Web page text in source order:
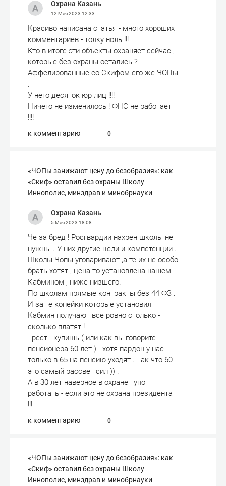
Охрана Казань
12 Мая 2023 12:33
Красиво написана статья - много хороших
комментариев - толку ноль !!!
Кто в итоге эти объекты охраняет сейчас ,
которые без охраны остались ?
Аффелированные со Скифом его же ЧОПы
.
У него десяток юр лиц !!!!
Ничего не изменилось ! ФНС не работает
!!!!
к комментарию 0
«ЧОПы занижают цену до безобразия»: как
«Скиф» оставил без охраны Школу
Иннополис, минздрав и минобрнауки
Охрана Казань
5 Мая 2023 18:08
Че за бред ! Росгвардии нахрен школы не
нужны . У них другие цели и компетенции .
Школы Чопы уговаривают ,а те их не особо
брать хотят , цена то установлена нашем
Кабмином , ниже низшего.
По школам прямые контракты без 44 ФЗ .
И за те копейки которые установил
Кабмин получают все ровно столько -
сколько платят !
Трест - купишь ( или как вы говорите
пенсионера 60 лет ) - хотя пардон у нас
только в 65 на пенсию уходят . Так что 60 -
это самый рассвет сил )) .
А в 30 лет наверное в охране тупо
работать - если это не охрана президента
!!!
к комментарию 0
«ЧОПы занижают цену до безобразия»: как
«Скиф» оставил без охраны Школу
Иннополис, минздрав и минобрнауки